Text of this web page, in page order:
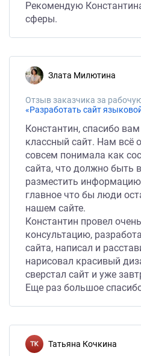
Рекомендую
сферы.
Злата Милютина
Отзыв заказчика за
«Разработать сайт
Константин, спасибо
классный сайт. Нам всё
совсем понимала как
сайта, что должно быть
разместить
главное что бы люди
нашем сайте.
Константин провел
консультацию,
сайта, написал и
нарисовал красивый
сверстал сайт и уже
Еще раз большое
Татьяна Кочкина